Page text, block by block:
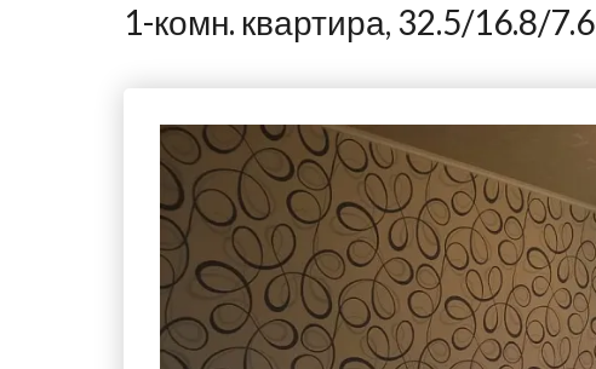
1-комн. квартира, 32.5/16.8/7.6